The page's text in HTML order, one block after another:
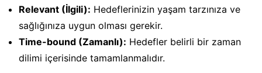
Relevant (İlgili): Hedeflerinizin yaşam tarzınıza ve
sağlığınıza uygun olması gerekir.
Time-bound (Zamanlı): Hedefler belirli bir zaman
dilimi içerisinde tamamlanmalıdır.